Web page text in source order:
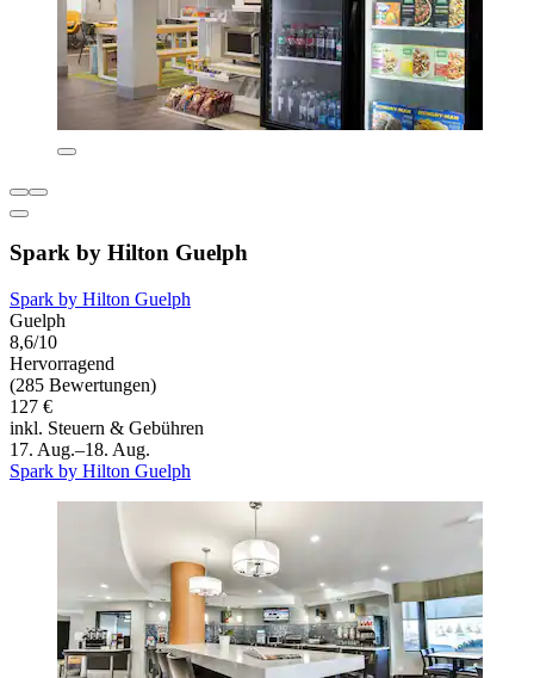
Spark by Hilton Guelph
Spark by Hilton Guelph
Guelph
8,6/10
Hervorragend
(285 Bewertungen)
127 €
inkl. Steuern & Gebühren
17. Aug.–18. Aug.
Spark by Hilton Guelph